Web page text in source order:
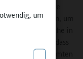
um
weiterhin ihre
einrichten, um
der Kirche in
auch mit, dass
Schule den gesamten